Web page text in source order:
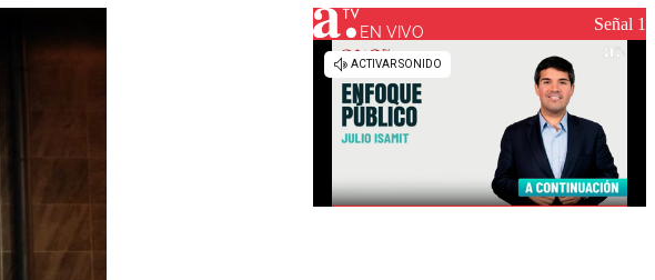
Universidad de Chile
Sustentabilidad
EN VIVO Señal 1